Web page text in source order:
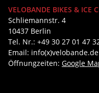
VELOBANDE BIKES & ICE
Schliemannstr. 4
10437 Berlin
Tel. Nr.: +49 30 27 01 47
Email: info(x)velobande.de
Öffnungzeiten: Google